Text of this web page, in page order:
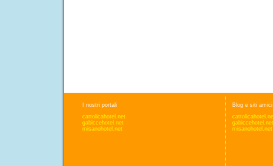
I nostri portali
cattolicahotel.net
gabiccehotel.net
misanohotel.net
Blog e siti amici
gabiccehotel.net
misanohotel.net